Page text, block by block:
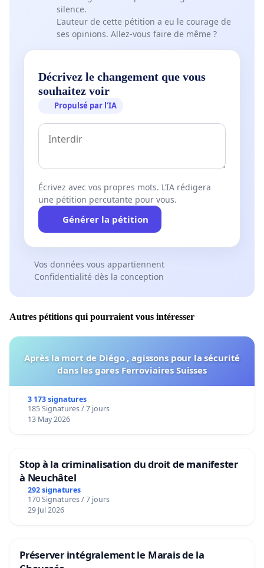
silence.
L'auteur de cette pétition a eu le courage de
ses opinions. Allez-vous faire de même ?
Décrivez le changement que vous
souhaitez voir
Propulsé par l’IA
Écrivez avec vos propres mots. L’IA rédigera
une pétition percutante pour vous.
Générer la pétition
Vos données vous appartiennent
Confidentialité dès la conception
Autres pétitions qui pourraient vous intéresser
Après la mort de Diégo , agissons pour la sécurité
dans les gares Ferroviaires Suisses
3 173 signatures
185 Signatures / 7 jours
13 May 2026
Stop à la criminalisation du droit de manifester
à Neuchâtel
292 signatures
170 Signatures / 7 jours
29 Jul 2026
Préserver intégralement le Marais de la